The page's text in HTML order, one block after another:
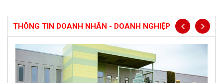
THÔNG TIN DOANH NHÂN - DOANH NGHIỆP